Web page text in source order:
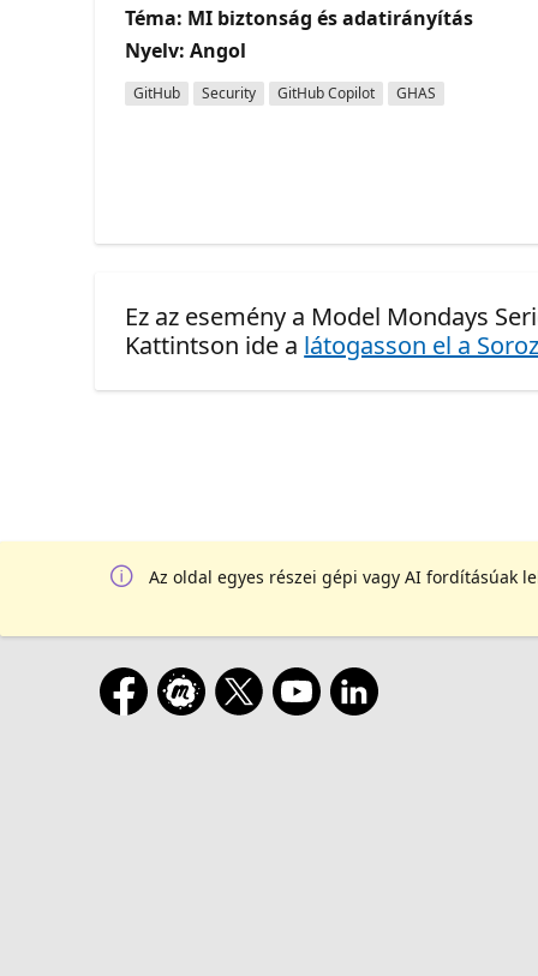
Téma: MI biztonság és adatirányítás
Nyelv: Angol
GitHub Security GitHub Copilot GHAS
Ez az esemény a Model Mondays
Kattintson ide a látogasson el a
Az oldal egyes részei gépi vagy AI fordításúak